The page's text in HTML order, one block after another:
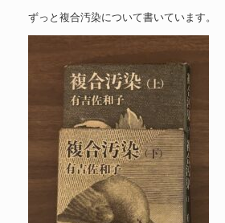
ずっと複合汚染について書いています。